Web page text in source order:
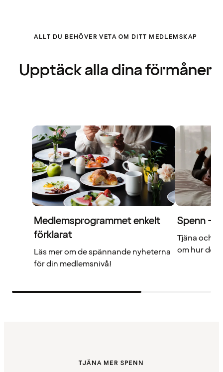
ALLT DU BEHÖVER VETA OM DITT MEDLEMSKAP
Upptäck alla dina förmåner
Medlemsprogrammet enkelt
förklarat
Läs mer om de spännande nyheterna
för din medlemsnivå!
Spenn –
Tjäna och
om hur det
TJÄNA MER SPENN